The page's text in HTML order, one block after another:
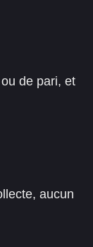
de pari, et
aucun